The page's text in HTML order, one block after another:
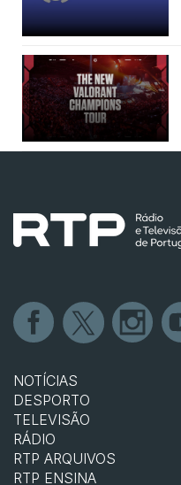
NOTÍCIAS
DESPORTO
TELEVISÃO
RÁDIO
RTP ARQUIVOS
RTP ENSINA